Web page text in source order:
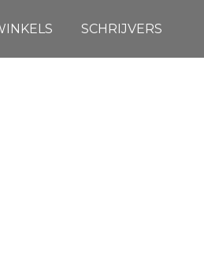
SCHRIJVERS